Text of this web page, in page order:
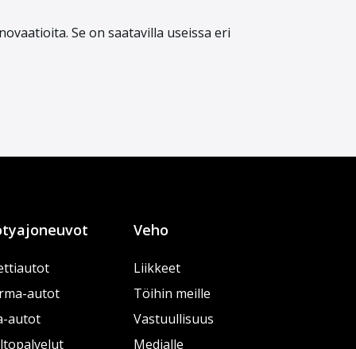
Se on saatavilla useissa eri
autot
autot
Veho
Liikkeet
Töihin meille
Vastuullisuus
Medialle